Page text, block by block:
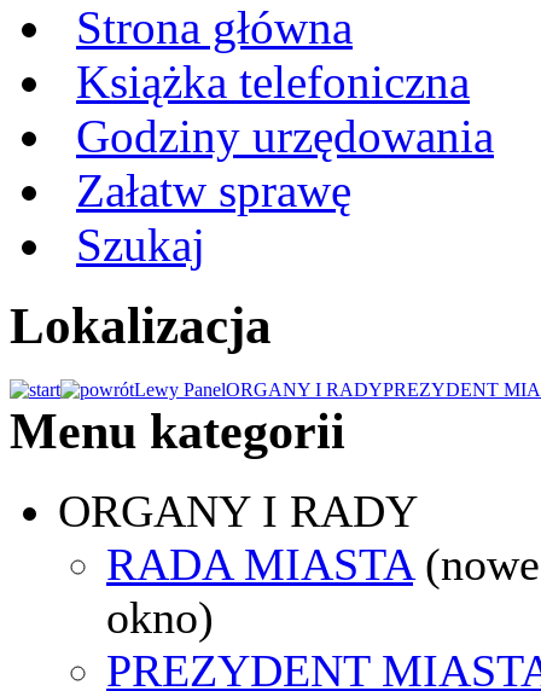
Strona główna
Książka telefoniczna
Godziny urzędowania
Załatw sprawę
Szukaj
Lokalizacja
Lewy PanelORGANY I RADYPREZYDENT
Menu kategorii
ORGANY I RADY
RADA MIASTA (nowe
okno)
PREZYDENT